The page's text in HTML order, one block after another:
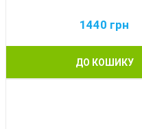
1440 грн
ДО КОШИКУ